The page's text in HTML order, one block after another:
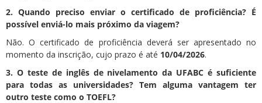
2. Quando preciso enviar o certificado de proficiência? É
possível enviá-lo mais próximo da viagem?
Não. O certificado de proficiência deverá ser apresentado no
momento da inscrição, cujo prazo é até 10/04/2026.
3. O teste de inglês de nivelamento da UFABC é suficiente
para todas as universidades? Tem alguma vantagem ter
outro teste como o TOEFL?